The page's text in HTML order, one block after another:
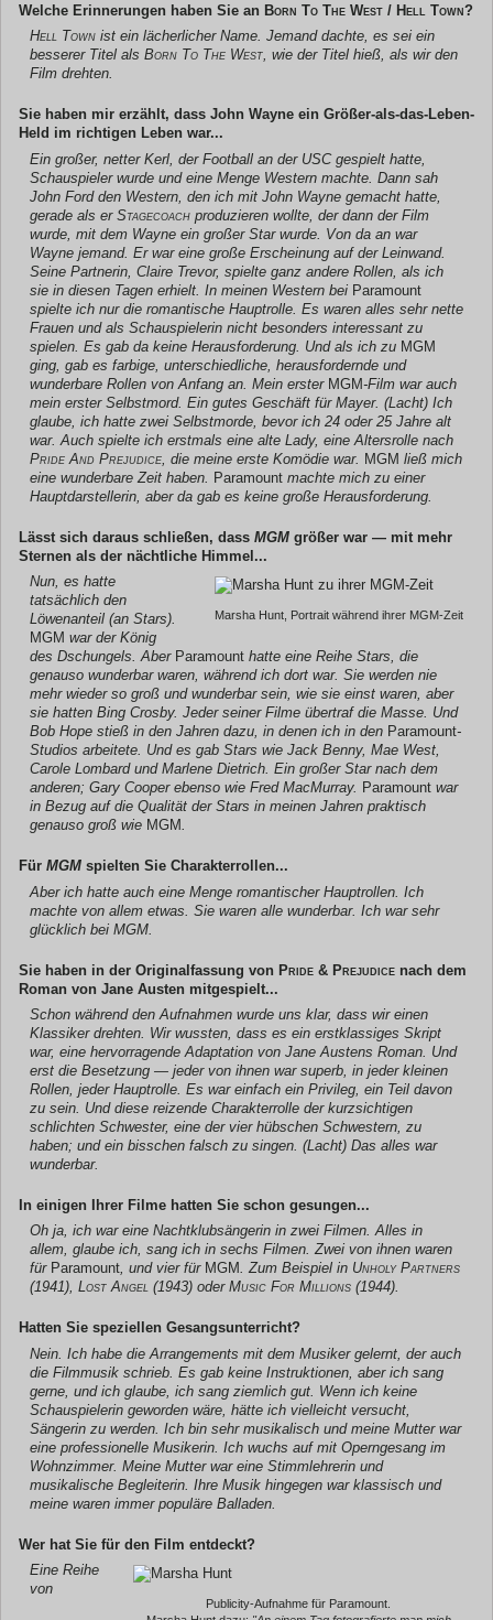
Welche Erinnerungen haben Sie an Born To The West / Hell Town?
Hell Town ist ein lächerlicher Name. Jemand dachte, es sei ein
besserer Titel als Born To The West, wie der Titel hieß, als wir den
Film drehten.
Sie haben mir erzählt, dass John Wayne ein Größer-als-das-Leben-
Held im richtigen Leben war...
Ein großer, netter Kerl, der Football an der USC gespielt hatte,
Schauspieler wurde und eine Menge Western machte. Dann sah
John Ford den Western, den ich mit John Wayne gemacht hatte,
gerade als er Stagecoach produzieren wollte, der dann der Film
wurde, mit dem Wayne ein großer Star wurde. Von da an war
Wayne jemand. Er war eine große Erscheinung auf der Leinwand.
Seine Partnerin, Claire Trevor, spielte ganz andere Rollen, als ich
sie in diesen Tagen erhielt. In meinen Western bei Paramount
spielte ich nur die romantische Hauptrolle. Es waren alles sehr nette
Frauen und als Schauspielerin nicht besonders interessant zu
spielen. Es gab da keine Herausforderung. Und als ich zu MGM
ging, gab es farbige, unterschiedliche, herausfordernde und
wunderbare Rollen von Anfang an. Mein erster MGM-Film war auch
mein erster Selbstmord. Ein gutes Geschäft für Mayer. (Lacht) Ich
glaube, ich hatte zwei Selbstmorde, bevor ich 24 oder 25 Jahre alt
war. Auch spielte ich erstmals eine alte Lady, eine Altersrolle nach
Pride And Prejudice , die meine erste Komödie war. MGM ließ mich
eine wunderbare Zeit haben.
Paramount machte mich zu einer
Hauptdarstellerin, aber da gab es keine große Herausforderung.
Lässt sich daraus schließen, dass MGM größer war — mit mehr
Sternen als der nächtliche Himmel...
Marsha Hunt, Portrait während ihrer MGM-Zeit
Nun, es hatte
tatsächlich den
Löwenanteil (an Stars).
MGM war der König
des Dschungels. Aber Paramount hatte eine Reihe Stars, die
genauso wunderbar waren, während ich dort war. Sie werden nie
mehr wieder so groß und wunderbar sein, wie sie einst waren, aber
sie hatten Bing Crosby. Jeder seiner Filme übertraf die Masse. Und
Bob Hope stieß in den Jahren dazu, in denen ich in den Paramount-
Studios arbeitete. Und es gab Stars wie Jack Benny, Mae West,
Carole Lombard und Marlene Dietrich. Ein großer Star nach dem
anderen; Gary Cooper ebenso wie Fred MacMurray. Paramount war
in Bezug auf die Qualität der Stars in meinen Jahren praktisch
genauso groß wie MGM.
Für MGM spielten Sie Charakterrollen...
Aber ich hatte auch eine Menge romantischer Hauptrollen. Ich
machte von allem etwas. Sie waren alle wunderbar. Ich war sehr
glücklich bei MGM.
Sie haben in der Originalfassung von Pride & Prejudice nach dem
Roman von Jane Austen mitgespielt...
Schon während den Aufnahmen wurde uns klar, dass wir einen
Klassiker drehten. Wir wussten, dass es ein erstklassiges Skript
war, eine hervorragende Adaptation von Jane Austens Roman. Und
erst die Besetzung — jeder von ihnen war superb, in jeder kleinen
Rollen, jeder Hauptrolle. Es war einfach ein Privileg, ein Teil davon
zu sein. Und diese reizende Charakterrolle der kurzsichtigen
schlichten Schwester, eine der vier hübschen Schwestern, zu
haben; und ein bisschen falsch zu singen. (Lacht) Das alles war
wunderbar.
In einigen Ihrer Filme hatten Sie schon gesungen...
Oh ja, ich war eine Nachtklubsängerin in zwei Filmen. Alles in
allem, glaube ich, sang ich in sechs Filmen. Zwei von ihnen waren
für Paramount, und vier für MGM. Zum Beispiel in Unholy Partners
(1941), Lost Angel (1943) oder Music For Millions (1944).
Hatten Sie speziellen Gesangsunterricht?
Nein. Ich habe die Arrangements mit dem Musiker gelernt, der auch
die Filmmusik schrieb. Es gab keine Instruktionen, aber ich sang
gerne, und ich glaube, ich sang ziemlich gut. Wenn ich keine
Schauspielerin geworden wäre, hätte ich vielleicht versucht,
Sängerin zu werden. Ich bin sehr musikalisch und meine Mutter war
eine professionelle Musikerin. Ich wuchs auf mit Operngesang im
Wohnzimmer. Meine Mutter war eine Stimmlehrerin und
musikalische Begleiterin. Ihre Musik hingegen war klassisch und
meine waren immer populäre Balladen.
Wer hat Sie für den Film entdeckt?
Publicity-Aufnahme für Paramount.
Eine Reihe
von